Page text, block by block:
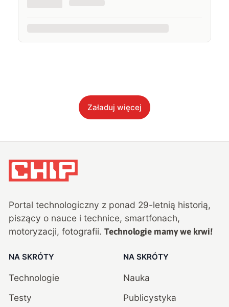
Załaduj więcej
Portal technologiczny z ponad 29-letnią historią,
piszący o nauce i technice, smartfonach,
motoryzacji, fotografii. Technologie mamy we krwi!
NA SKRÓTY
Technologie
Testy
NA SKRÓTY
Nauka
Publicystyka